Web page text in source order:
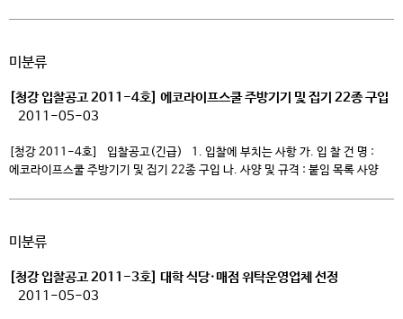
오송바이오밸리가 되도록 계획되어야 한다. 세부주제(Sub-theme) 본 공모
미분류
[청강 입찰공고 2011-4호] 에코라이프스쿨 주방기기 및 집기 22종 구입
2011-05-03
[청강 2011-4호] 입찰공고(긴급) 1. 입찰에 부치는 사항 가. 입 찰 건 명 :
에코라이프스쿨 주방기기 및 집기 22종 구입 나. 사양 및 규격 : 붙임 목록 사양
미분류
[청강 입찰공고 2011-3호] 대학 식당·매점 위탁운영업체 선정
2011-05-03